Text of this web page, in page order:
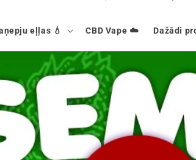
eļļas 💧 CBD Vape ☁️ Dažādi